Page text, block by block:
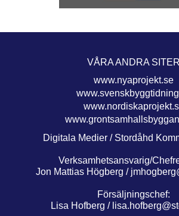
VÅRA ANDRA SITER
www.nyaprojekt.se
Digitala Medier / Stordåhd
Verksamhetsansvarig/
Jon Mattias Högberg /
Försäljningschef:
Lisa Hofberg /